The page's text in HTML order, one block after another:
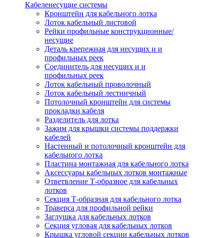
Кабеленесущие системы
Кронштейн для кабельного лотка
Лоток кабельный листовой
Рейки профильные конструкционные/
несущие
Деталь крепежная для несущих и и
профильных реек
Соединитель для несущих и и
профильных реек
Лоток кабельный проволочный
Лоток кабельный лестничный
Потолочный кронштейн для системы
прокладки кабеля
Разделитель для лотка
Зажим для крышки системы поддержки
кабелей
Настенный и потолочный кронштейн для
кабельного лотка
Пластина монтажная для кабельного лотка
Аксессуары кабельных лотков монтажные
Ответвление Т-образное для кабельных
лотков
Секция Т-образная для кабельного лотка
Траверса для профильной рейки
Заглушка для кабельных лотков
Секция угловая для кабельных лотков
Крышка угловой секции кабельных лотков